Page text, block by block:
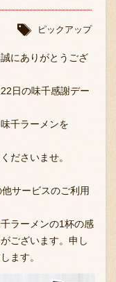
ピックアップ
にありがとうござ
日の味千感謝デー
千ラーメンを
ださいませ。
サービスのご利用
ラーメンの1杯の感
ございます。申し
ます。